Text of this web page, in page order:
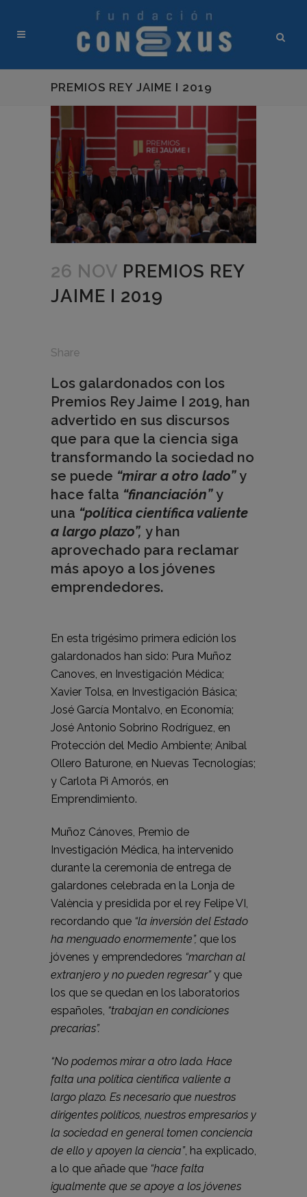
PREMIOS REY JAIME I 2019
26 NOV PREMIOS REY
JAIME I 2019
Share
Los galardonados con los
Premios Rey Jaime I 2019, han
advertido en sus discursos
que para que la ciencia siga
transformando la sociedad no
se puede “mirar a otro lado”y
hace falta “financiación”y
una “política científica valiente
a largo plazo”, y han
aprovechado para reclamar
más apoyo a los jóvenes
emprendedores.
En esta trigésimo primera edición los
galardonados han sido: Pura Muñoz
Canoves, en Investigación Médica;
Xavier Tolsa, en Investigación Básica;
José García Montalvo, en Economía;
José Antonio Sobrino Rodríguez, en
Protección del Medio Ambiente; Anibal
Ollero Baturone, en Nuevas Tecnologías;
y Carlota Pi Amorós, en
Emprendimiento.
Muñoz Cánoves, Premio de
Investigación Médica, ha intervenido
durante la ceremonia de entrega de
galardones celebrada en la Lonja de
València y presidida por el rey Felipe VI,
recordando que “la inversión del Estado
ha menguado enormemente”, que los
jóvenes y emprendedores “marchan al
extranjero y no pueden regresar”y que
los que se quedan en los laboratorios
españoles, “trabajan en condiciones
precarias”.
“No podemos mirar a otro lado. Hace
falta una política científica valiente a
largo plazo. Es necesario que nuestros
dirigentes políticos, nuestros empresarios y
la sociedad en general tomen conciencia
de ello y apoyen la ciencia”, ha explicado,
a lo que añade que “hace falta
igualmente que se apoye a los jóvenes